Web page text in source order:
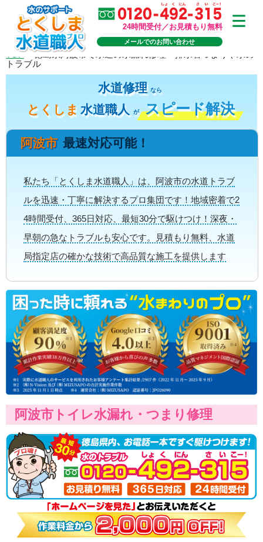
24時間受付／お見積もり無料
メールでのお問い合わせ
TOP>徳島県阿波市で水道の水漏れ修理・排水管つまりや水の
トラブル
水道修理 なら
とくしま 水道職人 が スピード解決
阿波市 最速対応可能！
私たち「とくしま水道職人」は、阿波市の水道トラブ
ルを迅速・丁寧に解決するプロ集団です！地域密着で2
4時間受付、365日対応、最短30分で駆けつけ！深夜・
早朝の急なトラブルも安心です。見積もり無料、水道
局指定店の確かな技術で高品質な施工を提供します
阿波市トイレ水漏れ・つまり修理